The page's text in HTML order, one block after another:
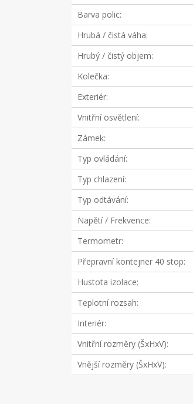
Barva polic
Hrubá / čistá váha
Hrubý / čistý objem
Kolečka
Exteriér
Vnitřní osvětlení
Zámek
Typ ovládání
Typ chlazení
Typ odtávání
Napětí / Frekvence
Termometr
Přepravní kontejner 40 stop
Hustota izolace
Teplotní rozsah
Interiér
Vnitřní rozměry (ŠxHxV)
Vnější rozměry (ŠxHxV)